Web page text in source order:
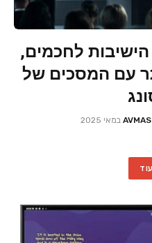
לחכמים,
עם המסכים של